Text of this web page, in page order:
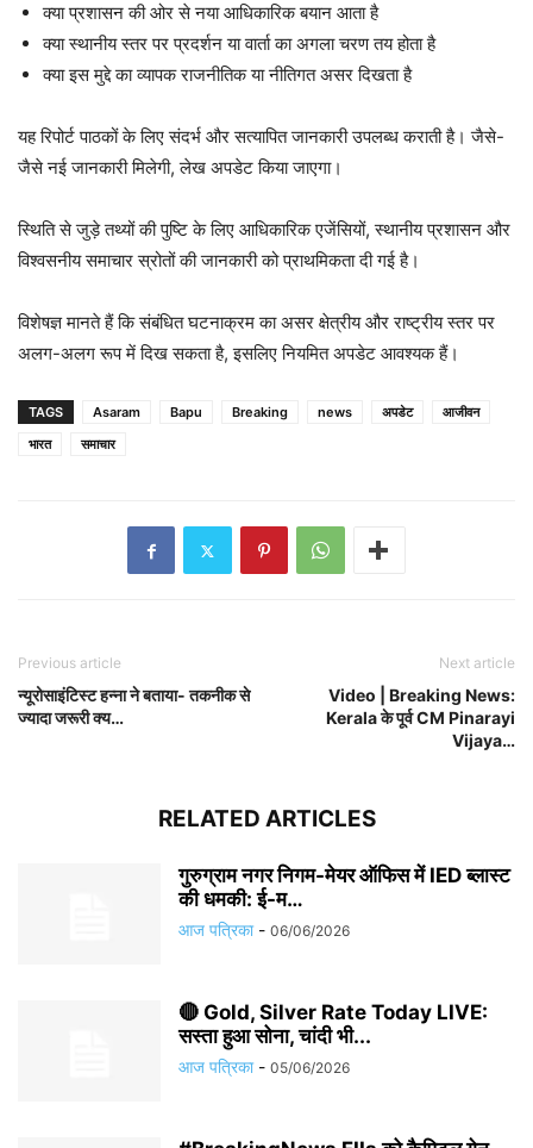
क्या प्रशासन की ओर से नया आधिकारिक बयान आता है
क्या स्थानीय स्तर पर प्रदर्शन या वार्ता का अगला चरण तय होता है
क्या इस मुद्दे का व्यापक राजनीतिक या नीतिगत असर दिखता है
यह रिपोर्ट पाठकों के लिए संदर्भ और सत्यापित जानकारी उपलब्ध कराती है। जैसे-
जैसे नई जानकारी मिलेगी, लेख अपडेट किया जाएगा।
स्थिति से जुड़े तथ्यों की पुष्टि के लिए आधिकारिक एजेंसियों, स्थानीय प्रशासन और
विश्वसनीय समाचार स्रोतों की जानकारी को प्राथमिकता दी गई है।
विशेषज्ञ मानते हैं कि संबंधित घटनाक्रम का असर क्षेत्रीय और राष्ट्रीय स्तर पर
अलग-अलग रूप में दिख सकता है, इसलिए नियमित अपडेट आवश्यक हैं।
TAGS Asaram Bapu Breaking news अपडेट
आजीवन
भारत
समाचार
Previous article
न्यूरोसाइंटिस्ट हन्ना ने बताया- तकनीक से
ज्यादा जरूरी क्य…
Next article
Video | Breaking News:
Kerala के पूर्व CM Pinarayi
Vijaya…
RELATED ARTICLES
गुरुग्राम नगर निगम-मेयर ऑफिस में IED ब्लास्ट
की धमकी: ई-म…
आज पत्रिका - 06/06/2026
🔴 Gold, Silver Rate Today LIVE:
सस्ता हुआ सोना, चांदी भी...
आज पत्रिका - 05/06/2026